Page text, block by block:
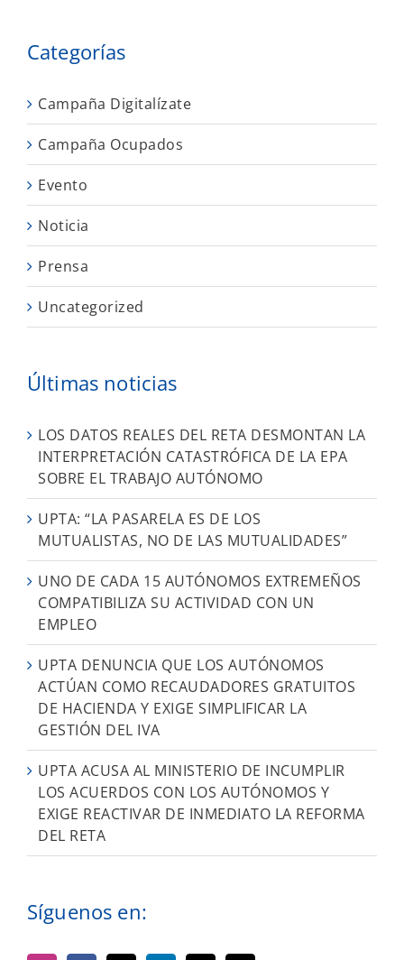
Categorías
Campaña Digitalízate
Campaña Ocupados
Evento
Noticia
Prensa
Uncategorized
Últimas noticias
LOS DATOS REALES DEL RETA DESMONTAN LA
INTERPRETACIÓN CATASTRÓFICA DE LA EPA
SOBRE EL TRABAJO AUTÓNOMO
UPTA: “LA PASARELA ES DE LOS
MUTUALISTAS, NO DE LAS MUTUALIDADES”
UNO DE CADA 15 AUTÓNOMOS EXTREMEÑOS
COMPATIBILIZA SU ACTIVIDAD CON UN
EMPLEO
UPTA DENUNCIA QUE LOS AUTÓNOMOS
ACTÚAN COMO RECAUDADORES GRATUITOS
DE HACIENDA Y EXIGE SIMPLIFICAR LA
GESTIÓN DEL IVA
UPTA ACUSA AL MINISTERIO DE INCUMPLIR
LOS ACUERDOS CON LOS AUTÓNOMOS Y
EXIGE REACTIVAR DE INMEDIATO LA REFORMA
DEL RETA
Síguenos en: